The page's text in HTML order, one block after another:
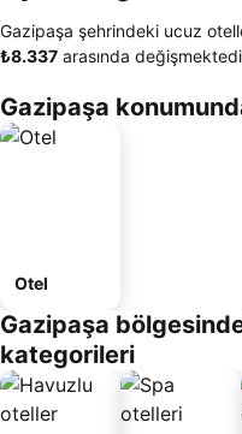
Gazipaşa şehrindeki ucuz
‎₺8.337 arasında
Gazipaşa
Otel
Gazipaşa
kategorileri